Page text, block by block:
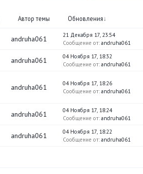
Автор темы Обновления↓
andruha061
21 Декабря 17, 23:54
Сообщение от:andruha061
andruha061
04 Ноября 17, 18:32
Сообщение от:andruha061
andruha061
04 Ноября 17, 18:26
Сообщение от:andruha061
andruha061
04 Ноября 17, 18:24
Сообщение от:andruha061
andruha061
04 Ноября 17, 18:22
Сообщение от:andruha061